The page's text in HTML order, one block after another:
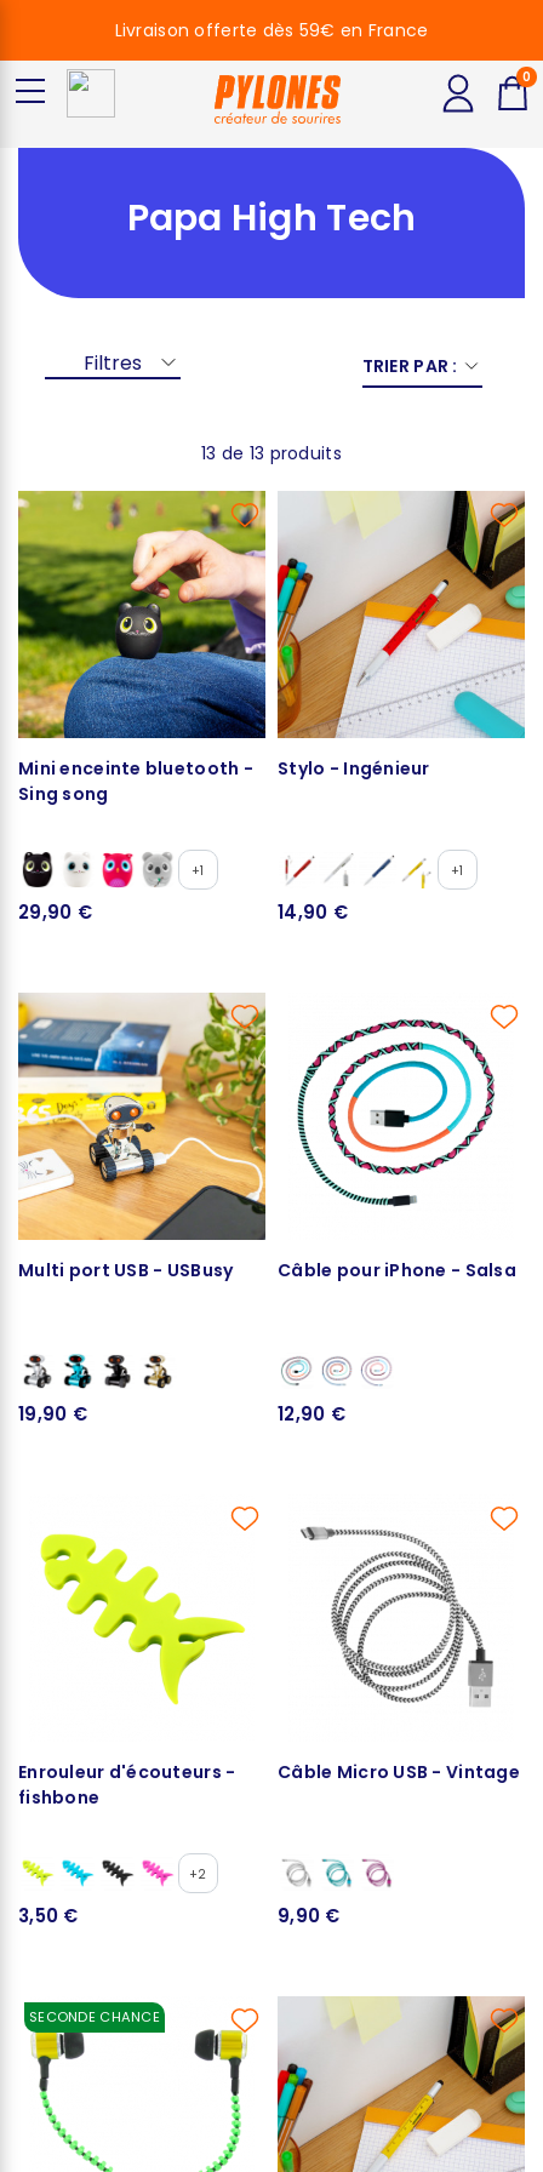
Papa High Tech
Filtres TRIER PAR :
13 de 13 produits
Mini enceinte bluetooth -
Sing song
+1
29,90 €
Stylo - Ingénieur
+1
14,90 €
Multi port USB - USBusy
19,90 €
Câble pour iPhone - Salsa
12,90 €
Enrouleur d'écouteurs -
fishbone
+2
3,50 €
Câble Micro USB - Vintage
9,90 €
SECONDE CHANCE
Livraison offerte dès 59€ en France
0